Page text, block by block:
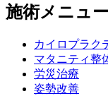
施術メニュー
カイロプラク
マタニティ整
労災治療
姿勢改善